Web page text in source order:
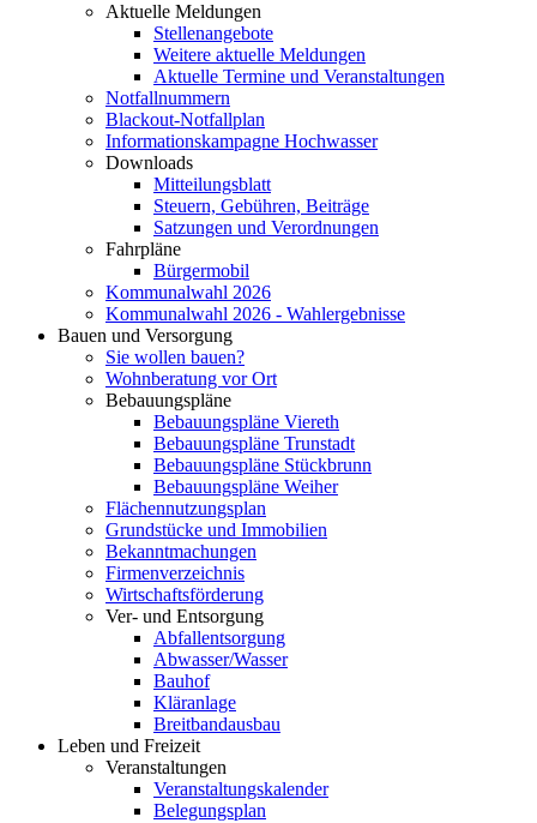
Aktuelle Meldungen
Stellenangebote
Weitere aktuelle Meldungen
Aktuelle Termine und Veranstaltungen
Notfallnummern
Blackout-Notfallplan
Informationskampagne Hochwasser
Downloads
Mitteilungsblatt
Steuern, Gebühren, Beiträge
Satzungen und Verordnungen
Fahrpläne
Bürgermobil
Kommunalwahl 2026
Kommunalwahl 2026 - Wahlergebnisse
Bauen und Versorgung
Sie wollen bauen?
Wohnberatung vor Ort
Bebauungspläne
Bebauungspläne Viereth
Bebauungspläne Trunstadt
Bebauungspläne Stückbrunn
Bebauungspläne Weiher
Flächennutzungsplan
Grundstücke und Immobilien
Bekanntmachungen
Firmenverzeichnis
Wirtschaftsförderung
Ver- und Entsorgung
Abfallentsorgung
Abwasser/Wasser
Bauhof
Kläranlage
Breitbandausbau
Leben und Freizeit
Veranstaltungen
Veranstaltungskalender
Belegungsplan